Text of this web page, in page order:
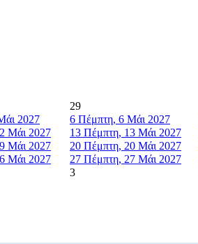
29
2027 6 Πέμπτη, 6 Μάι 2027
Μάι 2027 13 Πέμπτη, 13 Μάι 2027
Μάι 2027 20 Πέμπτη, 20 Μάι 2027
Μάι 2027 27 Πέμπτη, 27 Μάι 2027
3